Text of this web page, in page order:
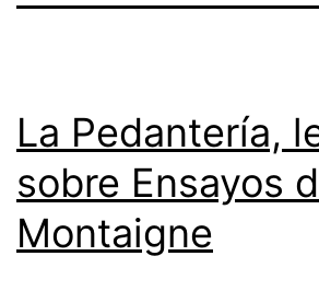
La Pedantería,
sobre Ensayos
Montaigne